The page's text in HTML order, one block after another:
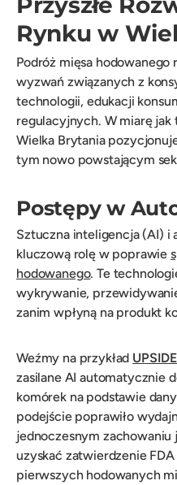
Rynku w
Podróż mięsa
wyzwań związanych z
technologii, edukacji
regulacyjnych. W miarę jak
Wielka Brytania
tym nowo powstającym
Postępy w
Sztuczna inteligencja (AI) i
kluczową rolę w poprawie
hodowanego. Te
wykrywanie,
zanim wpłyną na produkt
Weźmy na przykład
zasilane AI automatycznie
komórek na podstawie
podejście poprawiło
jednoczesnym zachowaniu
uzyskać zatwierdzenie
pierwszych hodowanych